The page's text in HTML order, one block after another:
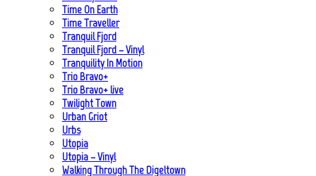
Time On Earth
Time Traveller
Tranquil Fjord
Tranquil Fjord – Vinyl
Tranquility In Motion
Trio Bravo+
Trio Bravo+ live
Twilight Town
Urban Griot
Urbs
Utopia
Utopia – Vinyl
Walking Through The Digeltown